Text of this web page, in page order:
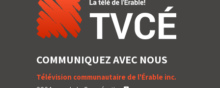
COMMUNIQUEZ AVEC NOUS
Télévision communautaire de l'Érable inc.